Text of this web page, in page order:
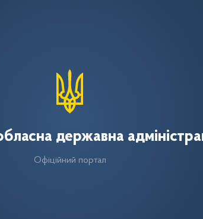
державна
Офіційний портал